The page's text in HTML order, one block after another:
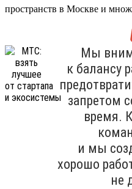
пространств в Москве и
Мы
к балансу
запретом
время.
и мы
хорошо
не